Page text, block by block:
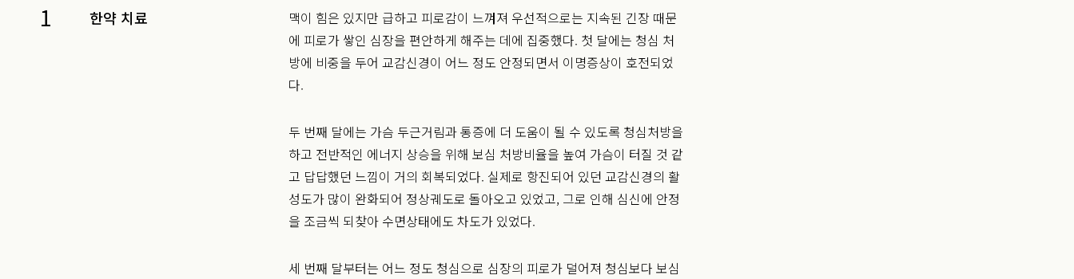
1 한약 치료
맥이 힘은 있지만 급하고 피로감이 느껴져 우선적으로는 지속된 긴장 때문
에 피로가 쌓인 심장을 편안하게 해주는 데에 집중했다. 첫 달에는 청심 처
방에 비중을 두어 교감신경이 어느 정도 안정되면서 이명증상이 호전되었
다.
두 번째 달에는 가슴 두근거림과 통증에 더 도움이 될 수 있도록 청심처방을
하고 전반적인 에너지 상승을 위해 보심 처방비율을 높여 가슴이 터질 것 같
고 답답했던 느낌이 거의 회복되었다. 실제로 항진되어 있던 교감신경의 활
성도가 많이 완화되어 정상궤도로 돌아오고 있었고, 그로 인해 심신에 안정
을 조금씩 되찾아 수면상태에도 차도가 있었다.
세 번째 달부터는 어느 정도 청심으로 심장의 피로가 덜어져 청심보다 보심